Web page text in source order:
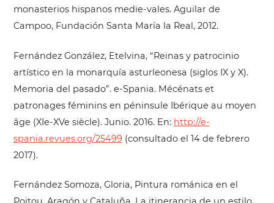
monasterios hispanos medie-vales. Aguilar de
Campoo, Fundación Santa María la Real, 2012.
Fernández González, Etelvina, “Reinas y patrocinio
artístico en la monarquía asturleonesa (siglos IX y X).
Memoria del pasado”. e-Spania. Mécénats et
patronages féminins en péninsule Ibérique au moyen
âge (XIe-XVe siècle). Junio. 2016. En: http://e-
spania.revues.org/25499 (consultado el 14 de febrero
2017).
Fernández Somoza, Gloria, Pintura románica en el